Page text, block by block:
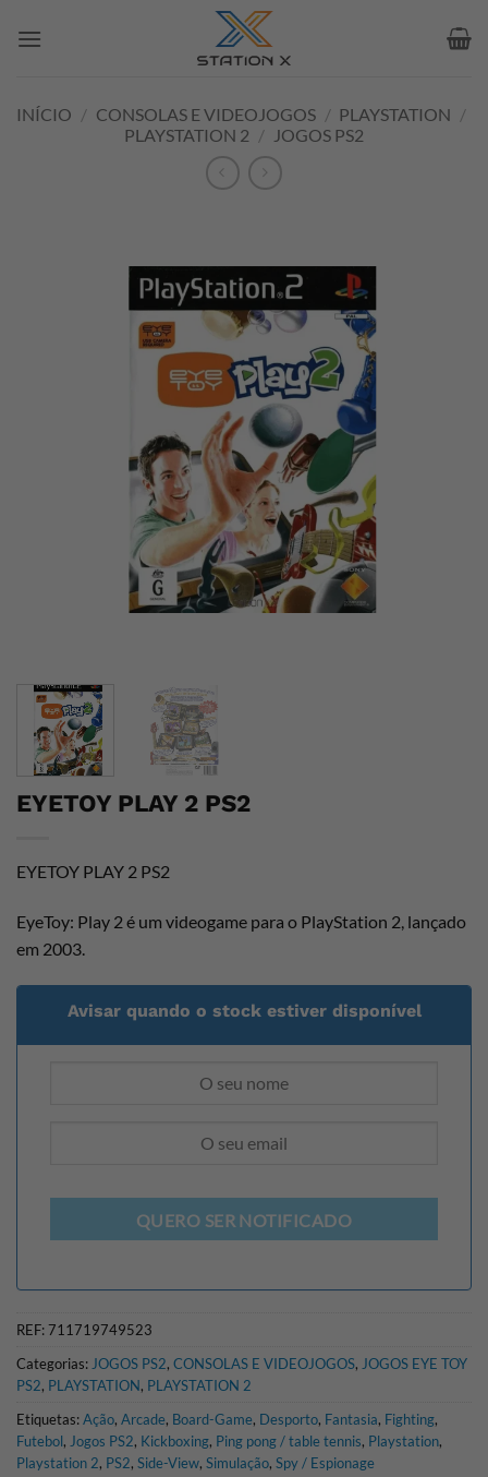
INÍCIO / CONSOLAS E VIDEOJOGOS / PLAYSTATION /
PLAYSTATION 2 / JOGOS PS2
EYETOY PLAY 2 PS2
EYETOY PLAY 2 PS2
EyeToy: Play 2 é um videogame para o PlayStation 2, lançado
em 2003.
Avisar quando o stock estiver disponível
QUERO SER NOTIFICADO
REF:711719749523
Categorias: JOGOS PS2, CONSOLAS E VIDEOJOGOS, JOGOS EYE TOY
PS2, PLAYSTATION, PLAYSTATION 2
Etiquetas:Ação, Arcade, Board-Game, Desporto, Fantasia, Fighting,
Futebol, Jogos PS2, Kickboxing, Ping pong / table tennis, Playstation,
Playstation 2, PS2, Side-View, Simulação, Spy / Espionage